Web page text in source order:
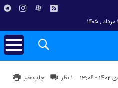
چاپ خبر ۱ نظر